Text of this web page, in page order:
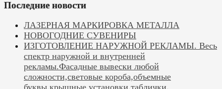
Последние новости
ЛАЗЕРНАЯ МАРКИРОВКА МЕТАЛЛА
НОВОГОДНИЕ СУВЕНИРЫ
ИЗГОТОВЛЕНИЕ НАРУЖНОЙ РЕКЛАМЫ. Весь
спектр наружной и внутренней
рекламы.Фасадные вывески любой
сложности,световые короба,объемные
буквы,крышные установки,таблички.